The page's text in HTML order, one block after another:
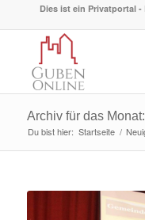
Dies ist ein Privatportal
Archiv für das
Du bist hier: Startseite /